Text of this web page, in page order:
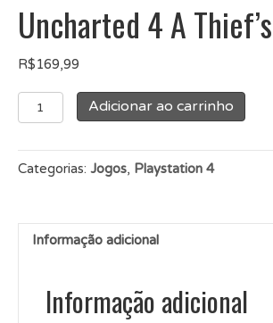
Uncharted 4 A
R$169,99
Uncharted
4
Thief's
End
Adicionar ao carrinho
Categorias: Jogos, Playstation 4
Informação adicional
Informação adicional